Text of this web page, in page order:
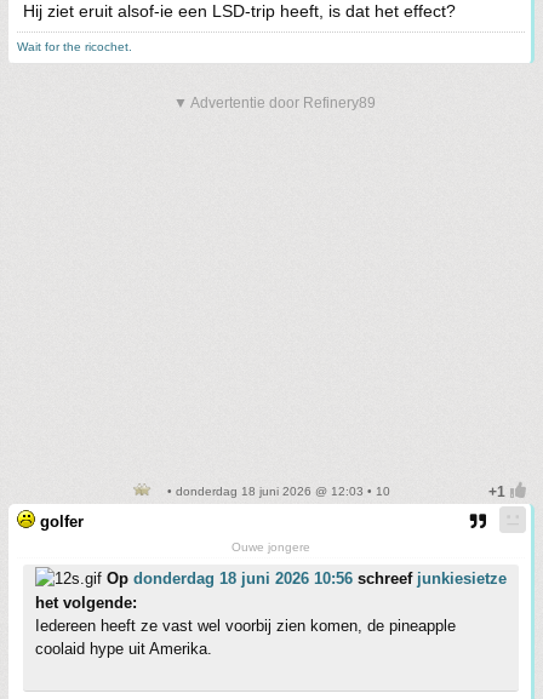
Hij ziet eruit alsof-ie een LSD-trip heeft, is dat het effect?
Wait for the ricochet.
▼ Advertentie door Refinery89
• donderdag 18 juni 2026 @ 12:03 • 10
golfer
Ouwe jongere
Op donderdag 18 juni 2026 10:56 schreef junkiesietze
het volgende:
Iedereen heeft ze vast wel voorbij zien komen, de pineapple
coolaid hype uit Amerika.